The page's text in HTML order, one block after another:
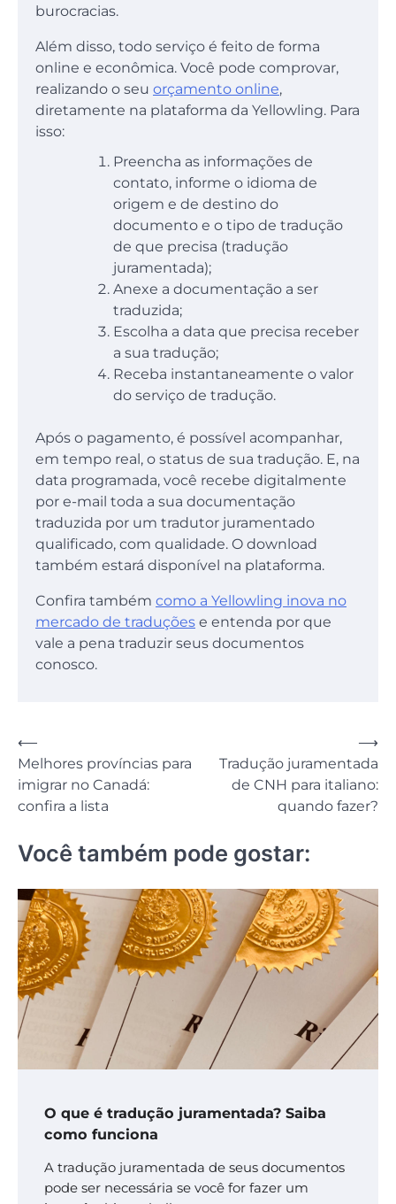
burocracias.
Além disso, todo serviço é feito de forma
online e econômica. Você pode comprovar,
realizando o seu orçamento online,
diretamente na plataforma da Yellowling. Para
isso:
Preencha as informações de
contato, informe o idioma de
origem e de destino do
documento e o tipo de tradução
de que precisa (tradução
juramentada);
Anexe a documentação a ser
traduzida;
Escolha a data que precisa receber
a sua tradução;
Receba instantaneamente o valor
do serviço de tradução.
Após o pagamento, é possível acompanhar,
em tempo real, o status de sua tradução. E, na
data programada, você recebe digitalmente
por e-mail toda a sua documentação
traduzida por um tradutor juramentado
qualificado, com qualidade. O download
também estará disponível na plataforma.
Confira também como a Yellowling inova no
mercado de traduções e entenda por que
vale a pena traduzir seus documentos
conosco.
Navegação
de
Post
⟵
Melhores províncias para
imigrar no Canadá:
confira a lista
Tradução juramentada
de CNH para italiano:
quando fazer?
⟶
Você também pode gostar:
O que é tradução juramentada? Saiba
como funciona
A tradução juramentada de seus documentos
pode ser necessária se você for fazer um